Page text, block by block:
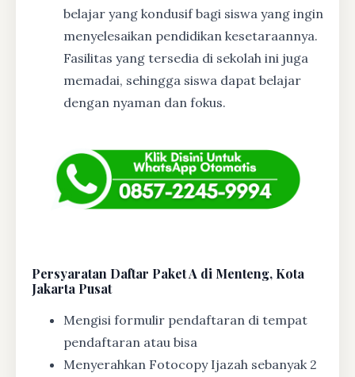
belajar yang kondusif bagi siswa yang ingin
menyelesaikan pendidikan kesetaraannya.
Fasilitas yang tersedia di sekolah ini juga
memadai, sehingga siswa dapat belajar
dengan nyaman dan fokus.
Persyaratan Daftar Paket A di Menteng, Kota
Jakarta Pusat
Mengisi formulir pendaftaran di tempat
pendaftaran atau bisa
Menyerahkan Fotocopy Ijazah sebanyak 2